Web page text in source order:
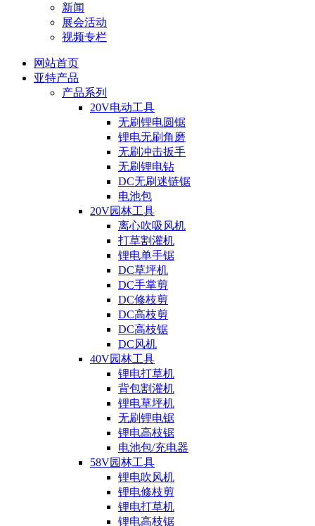
新闻
展会活动
视频专栏
网站首页
亚特产品
产品系列
20V电动工具
无刷锂电圆锯
锂电无刷角磨
无刷冲击扳手
无刷锂电钻
DC无刷迷链锯
电池包
20V园林工具
离心吹吸风机
打草割灌机
锂电单手锯
DC草坪机
DC手掌剪
DC修枝剪
DC高枝剪
DC高枝锯
DC风机
40V园林工具
锂电打草机
背包割灌机
锂电草坪机
无刷锂电锯
锂电高枝锯
电池包/充电器
58V园林工具
锂电吹风机
锂电修枝剪
锂电打草机
锂电高枝锯